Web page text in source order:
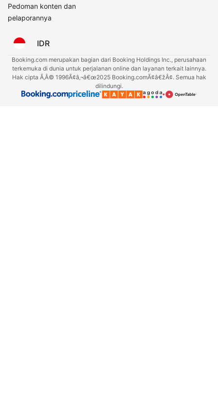
Pedoman konten dan
pelaporannya
IDR
Booking.com merupakan bagian dari Booking Holdings Inc., perusahaan
terkemuka di dunia untuk perjalanan online dan layanan terkait lainnya.
Hak cipta Ã‚Â© 1996Ã¢â‚¬â€œ2025 Booking.comÃ¢â€žÂ¢. Semua hak
dilindungi.